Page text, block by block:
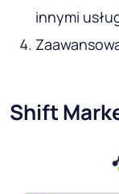
innymi
Shift